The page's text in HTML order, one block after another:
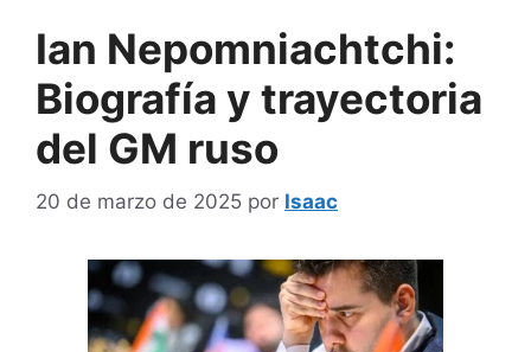
Ian Nepomniachtchi:
Biografía y trayectoria
del GM ruso
20 de marzo de 2025 por Isaac